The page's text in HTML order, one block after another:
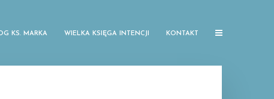
KS. MARKA WIELKA KSIĘGA INTENCJI KONTAKT